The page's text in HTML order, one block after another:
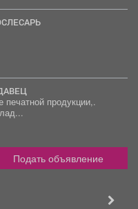
печатной продукции,.
Подать объявление